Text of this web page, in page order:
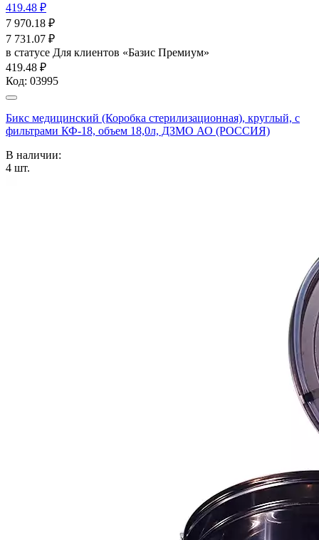
419.48 ₽
7 970.18 ₽
7 731.07 ₽
в статусе Для клиентов «Базис Премиум»
419.48 ₽
Код: 03995
Бикс медицинский (Коробка стерилизационная), круглый, с
фильтрами КФ-18, объем 18,0л, ДЗМО АО (РОССИЯ)
В наличии:
4 шт.